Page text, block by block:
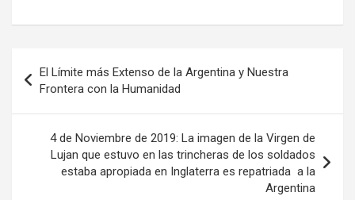
de
entradas
El Límite más Extenso de la Argentina y Nuestra
Frontera con la Humanidad
4 de Noviembre de 2019: La imagen de la Virgen de
Lujan que estuvo en las trincheras de los soldados
estaba apropiada en Inglaterra es repatriada a la
Argentina